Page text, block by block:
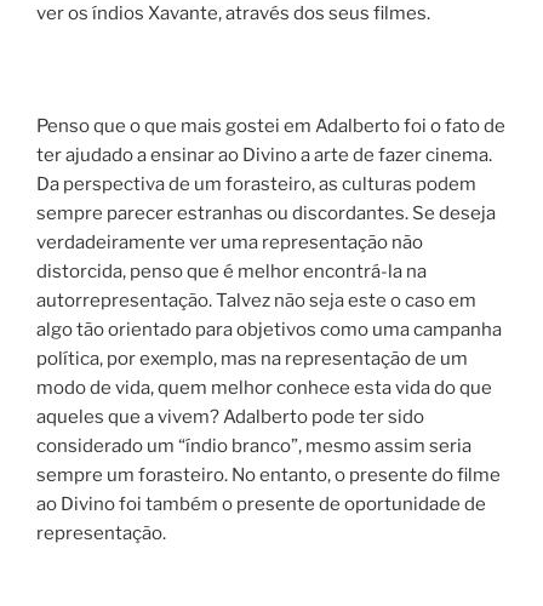
ver os índios Xavante, através dos seus filmes.
Penso que o que mais gostei em Adalberto foi o fato de
ter ajudado a ensinar ao Divino a arte de fazer cinema.
Da perspectiva de um forasteiro, as culturas podem
sempre parecer estranhas ou discordantes. Se deseja
verdadeiramente ver uma representação não
distorcida, penso que é melhor encontrá-la na
autorrepresentação. Talvez não seja este o caso em
algo tão orientado para objetivos como uma campanha
política, por exemplo, mas na representação de um
modo de vida, quem melhor conhece esta vida do que
aqueles que a vivem? Adalberto pode ter sido
considerado um “índio branco”, mesmo assim seria
sempre um forasteiro. No entanto, o presente do filme
ao Divino foi também o presente de oportunidade de
representação.